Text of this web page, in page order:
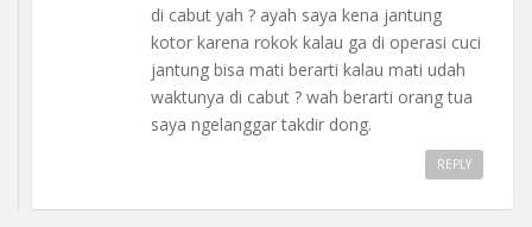
di cabut yah ? ayah saya kena jantung
kotor karena rokok kalau ga di operasi cuci
jantung bisa mati berarti kalau mati udah
waktunya di cabut ? wah berarti orang tua
saya ngelanggar takdir dong.
REPLY